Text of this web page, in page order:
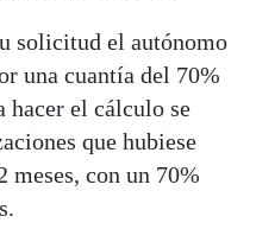
solicitud el autónomo
una cuantía del 70%
hacer el cálculo se
que hubiese
con un 70%